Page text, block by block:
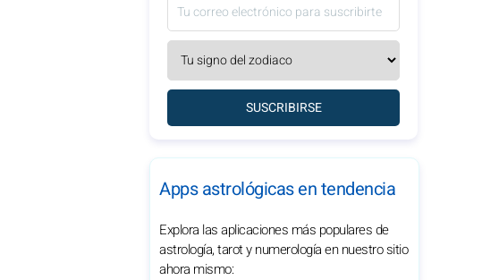
SUSCRIBIRSE
Apps astrológicas en tendencia
Explora las aplicaciones más populares de
astrología, tarot y numerología en nuestro sitio
ahora mismo: